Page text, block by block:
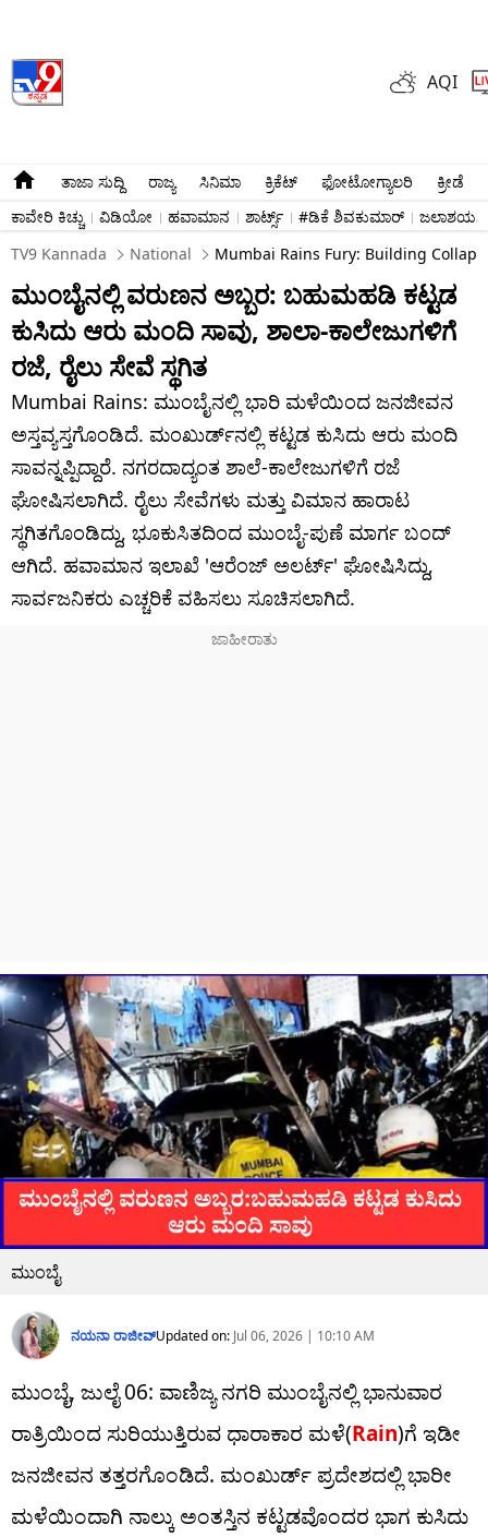
AQI
ತಾಜಾ ಸುದ್ದಿ ರಾಜ್ಯ ಸಿನಿಮಾ ಕ್ರಿಕೆಟ್​ ಫೋಟೋಗ್ಯಾಲರಿ
ಕ್ರೀಡೆ
ಕಾವೇರಿ ಕಿಚ್ಚು
ವಿಡಿಯೋ ಹವಾಮಾನ ಶಾರ್ಟ್ಸ್​ #ಡಿಕೆ ಶಿವಕುಮಾರ್​
TV9 Kannada
National Mumbai Rains Fury: Building
ಮುಂಬೈನಲ್ಲಿ ವರುಣನ ಅಬ್ಬರ: ಬಹುಮಹಡಿ ಕಟ್ಟಡ
ಕುಸಿದು ಆರು ಮಂದಿ ಸಾವು, ಶಾಲಾ-ಕಾಲೇಜುಗಳಿಗೆ
ರಜೆ, ರೈಲು ಸೇವೆ ಸ್ಥಗಿತ
Mumbai Rains: ಮುಂಬೈನಲ್ಲಿ ಭಾರಿ ಮಳೆಯಿಂದ ಜನಜೀವನ
ಅಸ್ತವ್ಯಸ್ತಗೊಂಡಿದೆ. ಮಂಖುರ್ಡ್‌ನಲ್ಲಿ ಕಟ್ಟಡ ಕುಸಿದು ಆರು ಮಂದಿ
ಸಾವನ್ನಪ್ಪಿದ್ದಾರೆ. ನಗರದಾದ್ಯಂತ ಶಾಲೆ-ಕಾಲೇಜುಗಳಿಗೆ ರಜೆ
ಘೋಷಿಸಲಾಗಿದೆ. ರೈಲು ಸೇವೆಗಳು ಮತ್ತು ವಿಮಾನ ಹಾರಾಟ
ಸ್ಥಗಿತಗೊಂಡಿದ್ದು, ಭೂಕುಸಿತದಿಂದ ಮುಂಬೈ-ಪುಣೆ ಮಾರ್ಗ ಬಂದ್
ಆಗಿದೆ. ಹವಾಮಾನ ಇಲಾಖೆ 'ಆರೆಂಜ್ ಅಲರ್ಟ್' ಘೋಷಿಸಿದ್ದು,
ಸಾರ್ವಜನಿಕರು ಎಚ್ಚರಿಕೆ ವಹಿಸಲು ಸೂಚಿಸಲಾಗಿದೆ.
ಮುಂಬೈ
ನಯನಾ ರಾಜೀವ್Updated on: Jul 06, 2026 | 10:10 AM
ಮುಂಬೈ, ಜುಲೈ 06: ವಾಣಿಜ್ಯ ನಗರಿ ಮುಂಬೈನಲ್ಲಿ ಭಾನುವಾರ
ರಾತ್ರಿಯಿಂದ ಸುರಿಯುತ್ತಿರುವ ಧಾರಾಕಾರ ಮಳೆ(Rain)ಗೆ ಇಡೀ
ಜನಜೀವನ ತತ್ತರಗೊಂಡಿದೆ. ಮಂಖುರ್ಡ್ ಪ್ರದೇಶದಲ್ಲಿ ಭಾರೀ
ಮಳೆಯಿಂದಾಗಿ ನಾಲ್ಕು ಅಂತಸ್ತಿನ ಕಟ್ಟಡವೊಂದರ ಭಾಗ ಕುಸಿದು